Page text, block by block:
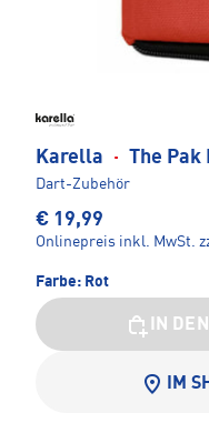
Karella · The Pak
Dart-Zubehör
€ 19,99
Onlinepreis inkl. MwSt.
Farbe: Rot
IN
IM